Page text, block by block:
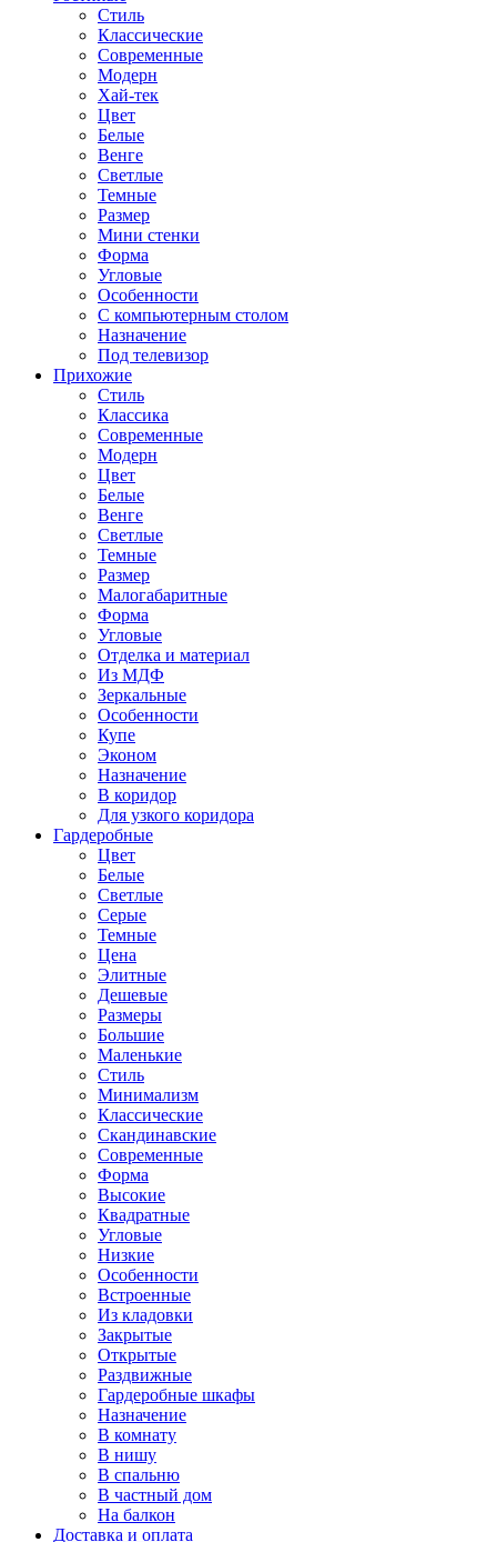
Стиль
Классические
Современные
Модерн
Хай-тек
Цвет
Белые
Венге
Светлые
Темные
Размер
Мини стенки
Форма
Угловые
Особенности
С компьютерным столом
Назначение
Под телевизор
Прихожие
Стиль
Классика
Современные
Модерн
Цвет
Белые
Венге
Светлые
Темные
Размер
Малогабаритные
Форма
Угловые
Отделка и материал
Из МДФ
Зеркальные
Особенности
Купе
Эконом
Назначение
В коридор
Для узкого коридора
Гардеробные
Цвет
Белые
Светлые
Серые
Темные
Цена
Элитные
Дешевые
Размеры
Большие
Маленькие
Стиль
Минимализм
Классические
Скандинавские
Современные
Форма
Высокие
Квадратные
Угловые
Низкие
Особенности
Встроенные
Из кладовки
Закрытые
Открытые
Раздвижные
Гардеробные шкафы
Назначение
В комнату
В нишу
В спальню
В частный дом
На балкон
Доставка и оплата